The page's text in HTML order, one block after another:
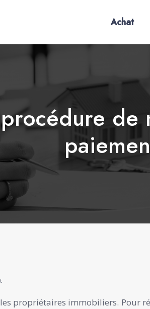
Achat
propriétaires immobiliers. Pour